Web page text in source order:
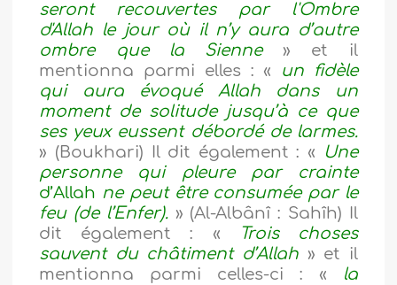
seront recouvertes par l'Ombre
d'Allah le jour où il n’y aura d’autre
ombre que la Sienne » et il
mentionna parmi elles : «
un fidèle
qui aura évoqué Allah dans un
moment de solitude jusqu’à ce que
ses yeux eussent débordé de larmes.
» (Boukhari) Il dit également : «
Une
personne qui pleure par crainte
d’Allah ne peut être consumée par le
feu (de l’Enfer). » (Al-Albânî : Sahîh) Il
dit également : «
Trois choses
sauvent du châtiment d’Allah » et il
mentionna parmi celles-ci : «
la